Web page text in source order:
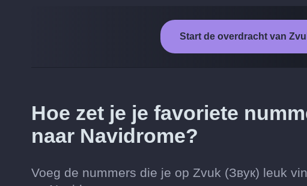
Start de overdracht van
Hoe zet je je favoriete
naar Navidrome?
Voeg de nummers die je op Zvuk (Звук) leuk